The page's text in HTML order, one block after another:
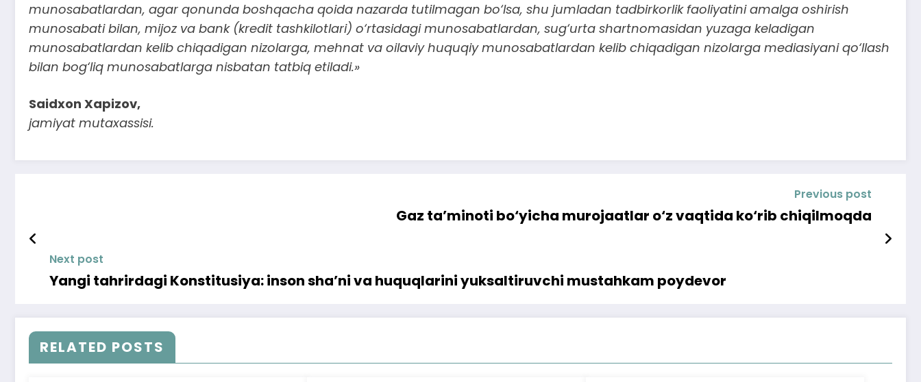
munosabatlardan, agar qonunda boshqacha qoida nazarda tutilmagan bo‘lsa, shu jumladan tadbirkorlik faoliyatini amalga oshirish
munosabati bilan, mijoz va bank (kredit tashkilotlari) o‘rtasidagi munosabatlardan, sug‘urta shartnomasidan yuzaga keladigan
munosabatlardan kelib chiqadigan nizolarga, mehnat va oilaviy huquqiy munosabatlardan kelib chiqadigan nizolarga mediasiyani qo‘llash
bilan bog‘liq munosabatlarga nisbatan tatbiq etiladi.»
Saidxon Xapizov,
jamiyat mutaxassisi.
Previous post
Gaz ta’minoti bo‘yicha murojaatlar o‘z vaqtida ko‘rib chiqilmoqda
Next post
Yangi tahrirdagi Konstitusiya: inson sha’ni va huquqlarini yuksaltiruvchi mustahkam poydevor
RELATED POSTS